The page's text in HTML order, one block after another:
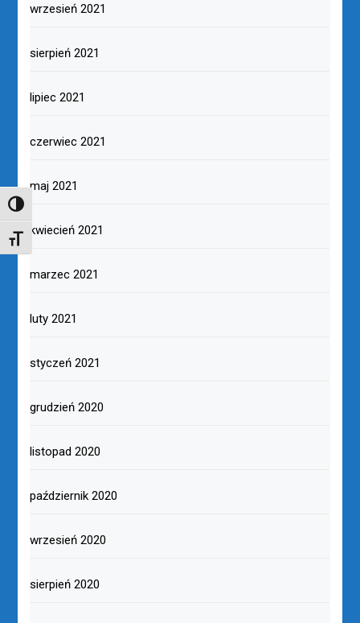
TOGGLE HIGH CONTRAST
TOGGLE FONT SIZE
wrzesień 2021
sierpień 2021
lipiec 2021
czerwiec 2021
maj 2021
kwiecień 2021
marzec 2021
luty 2021
styczeń 2021
grudzień 2020
listopad 2020
październik 2020
wrzesień 2020
sierpień 2020